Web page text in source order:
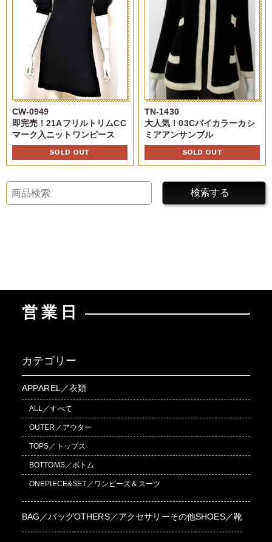
CW-0949
即完売！21AフリルトリムCC
マーク入ニットワンピース
SOLD OUT
TN-1430
大人気！03Cバイカラーカシ
ミアアンサンブル
SOLD OUT
検索する
営業日
カテゴリー
APPAREL／衣類
ALL／すべて
OUTER／アウター
TOPS／トップス
BOTTOMS／ボトム
ONEPIECE&SET／ワンピース＆スーツ
BAG／バッグOTHERS／アクセサリーその他SHOES／靴